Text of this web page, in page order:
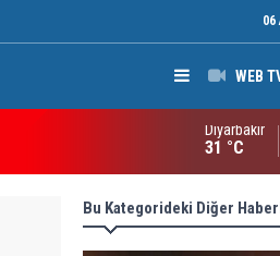
06
WEB
Silah bırakmayan gruplara terör
Diyarbakır
31 °C
Bu Kategorideki Diğer